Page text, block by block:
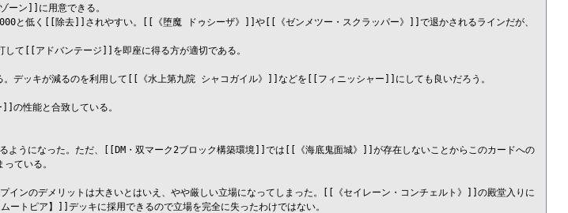
ン]]に用意できる。
低く[[除去]]されやすい。[[《堕魔 ドゥシーザ》]]や[[《ゼンメツー・スクラッパー》]]で退かされるラインだが、
て[[アドバンテージ]]を即座に得る方が適切である。
キが減るのを利用して[[《水上第九院 シャコガイル》]]などを[[フィニッシャー]]にしても良いだろう。
性能と合致している。
うになった。ただ、[[DM・双マーク2ブロック構築環境]]では[[《海底鬼面城》]]が存在しないことからこのカードへの
ている。
のデメリットは大きいとはいえ、やや厳しい立場になってしまった。[[《セイレーン・コンチェルト》]]の殿堂入りに
トピア】]]デッキに採用できるので立場を完全に失ったわけではない。